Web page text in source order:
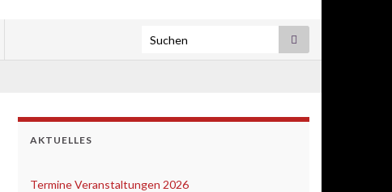
Search for:
AKTUELLES
Termine Veranstaltungen 2026